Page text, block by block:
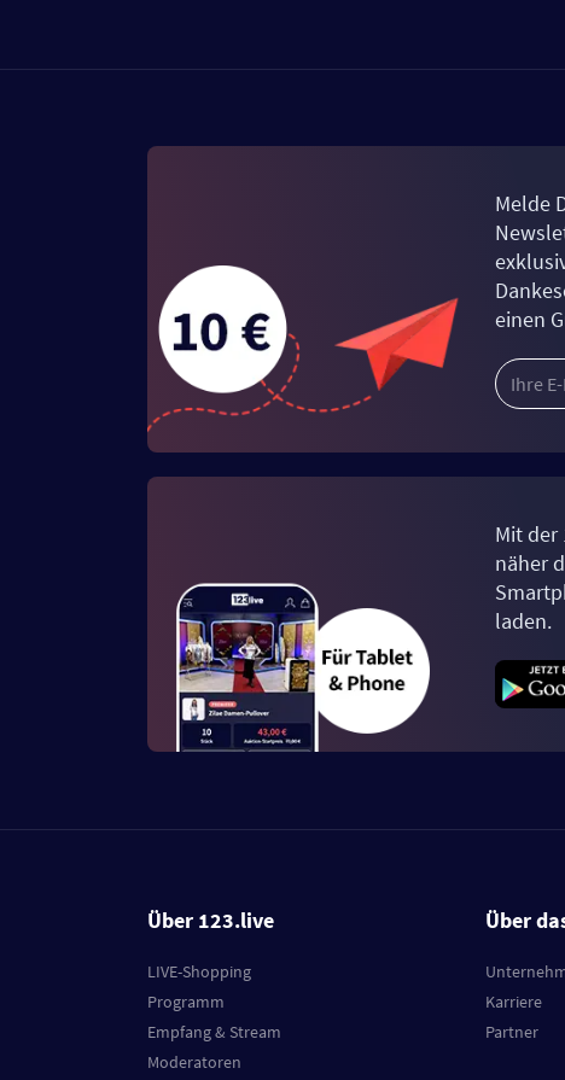
Melde
einen
Mit der
näher
laden.
Über 123.live
LIVE-Shopping
Programm
Empfang & Stream
Moderatoren
Über
Karriere
Partner